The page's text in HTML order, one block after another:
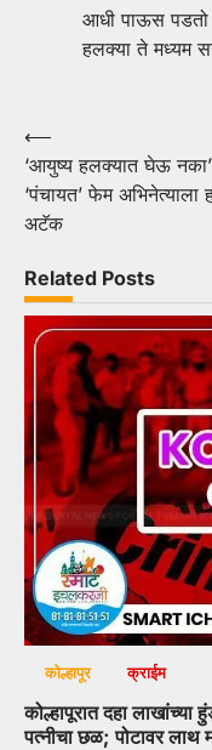
आधी पाऊस पडतो
हलक्या ते मध्यम
Post
navigation
⟵
‘आयुष्य हलक्यात घेऊ
‘पंचायत’ फेम अभिनेत्याला
अटॅक
Related Posts
कोल्हापूर क्राईम
कोल्हापूरात दहा लाखांच्या
पत्नीचा छळ; पोटावर लाथ